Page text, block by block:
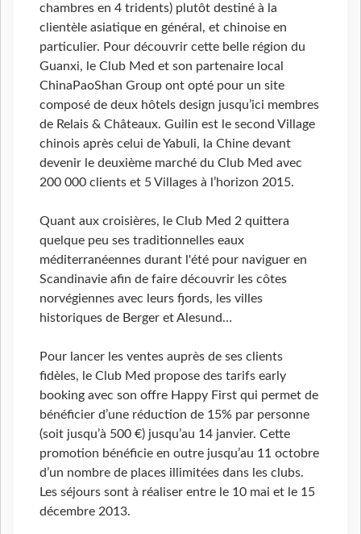
chambres en 4 tridents) plutôt destiné à la
clientèle asiatique en général, et chinoise en
particulier. Pour découvrir cette belle région du
Guanxi, le Club Med et son partenaire local
ChinaPaoShan Group ont opté pour un site
composé de deux hôtels design jusqu’ici membres
de Relais & Châteaux. Guilin est le second Village
chinois après celui de Yabuli, la Chine devant
devenir le deuxième marché du Club Med avec
200 000 clients et 5 Villages à l’horizon 2015.
Quant aux croisières, le Club Med 2 quittera
quelque peu ses traditionnelles eaux
méditerranéennes durant l'été pour naviguer en
Scandinavie afin de faire découvrir les côtes
norvégiennes avec leurs fjords, les villes
historiques de Berger et Alesund…
Pour lancer les ventes auprès de ses clients
fidèles, le Club Med propose des tarifs early
booking avec son offre Happy First qui permet de
bénéficier d’une réduction de 15% par personne
(soit jusqu’à 500 €) jusqu’au 14 janvier. Cette
promotion bénéficie en outre jusqu’au 11 octobre
d’un nombre de places illimitées dans les clubs.
Les séjours sont à réaliser entre le 10 mai et le 15
décembre 2013.